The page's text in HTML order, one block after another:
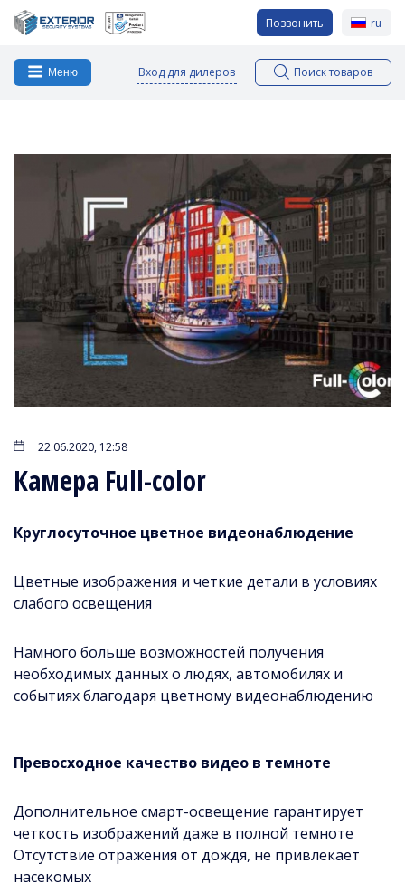
Позвонить ru
Меню Вход для дилеров Поиск товаров
22.06.2020, 12:58
Камера Full-color
Круглосуточное цветное видеонаблюдение
Цветные изображения и четкие детали в условиях
слабого освещения
Намного больше возможностей получения
необходимых данных о людях, автомобилях и
событиях благодаря цветному видеонаблюдению
Превосходное качество видео в темноте
Дополнительное смарт-освещение гарантирует
четкость изображений даже в полной темноте
Отсутствие отражения от дождя, не привлекает
насекомых